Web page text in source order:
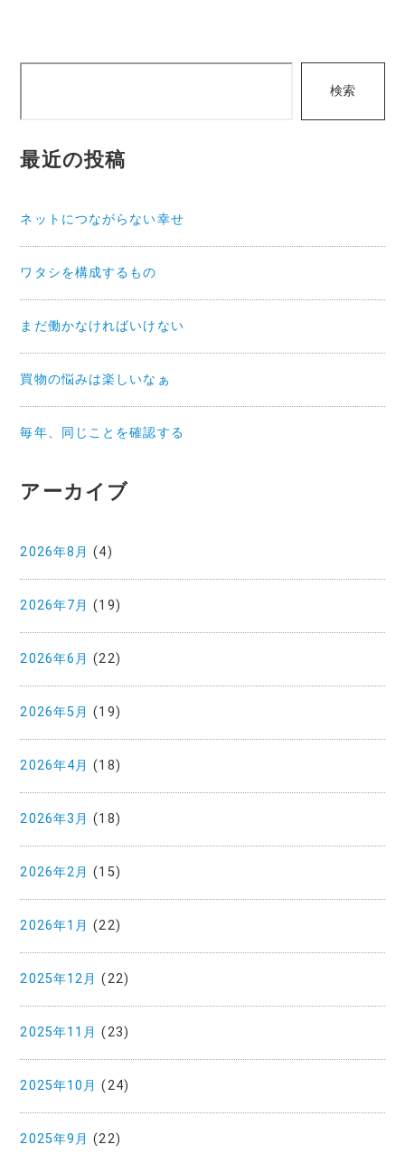
検索
最近の投稿
ネットにつながらない幸せ
ワタシを構成するもの
まだ働かなければいけない
買物の悩みは楽しいなぁ
毎年、同じことを確認する
アーカイブ
2026年8月 (4)
2026年7月 (19)
2026年6月 (22)
2026年5月 (19)
2026年4月 (18)
2026年3月 (18)
2026年2月 (15)
2026年1月 (22)
2025年12月 (22)
2025年11月 (23)
2025年10月 (24)
2025年9月 (22)